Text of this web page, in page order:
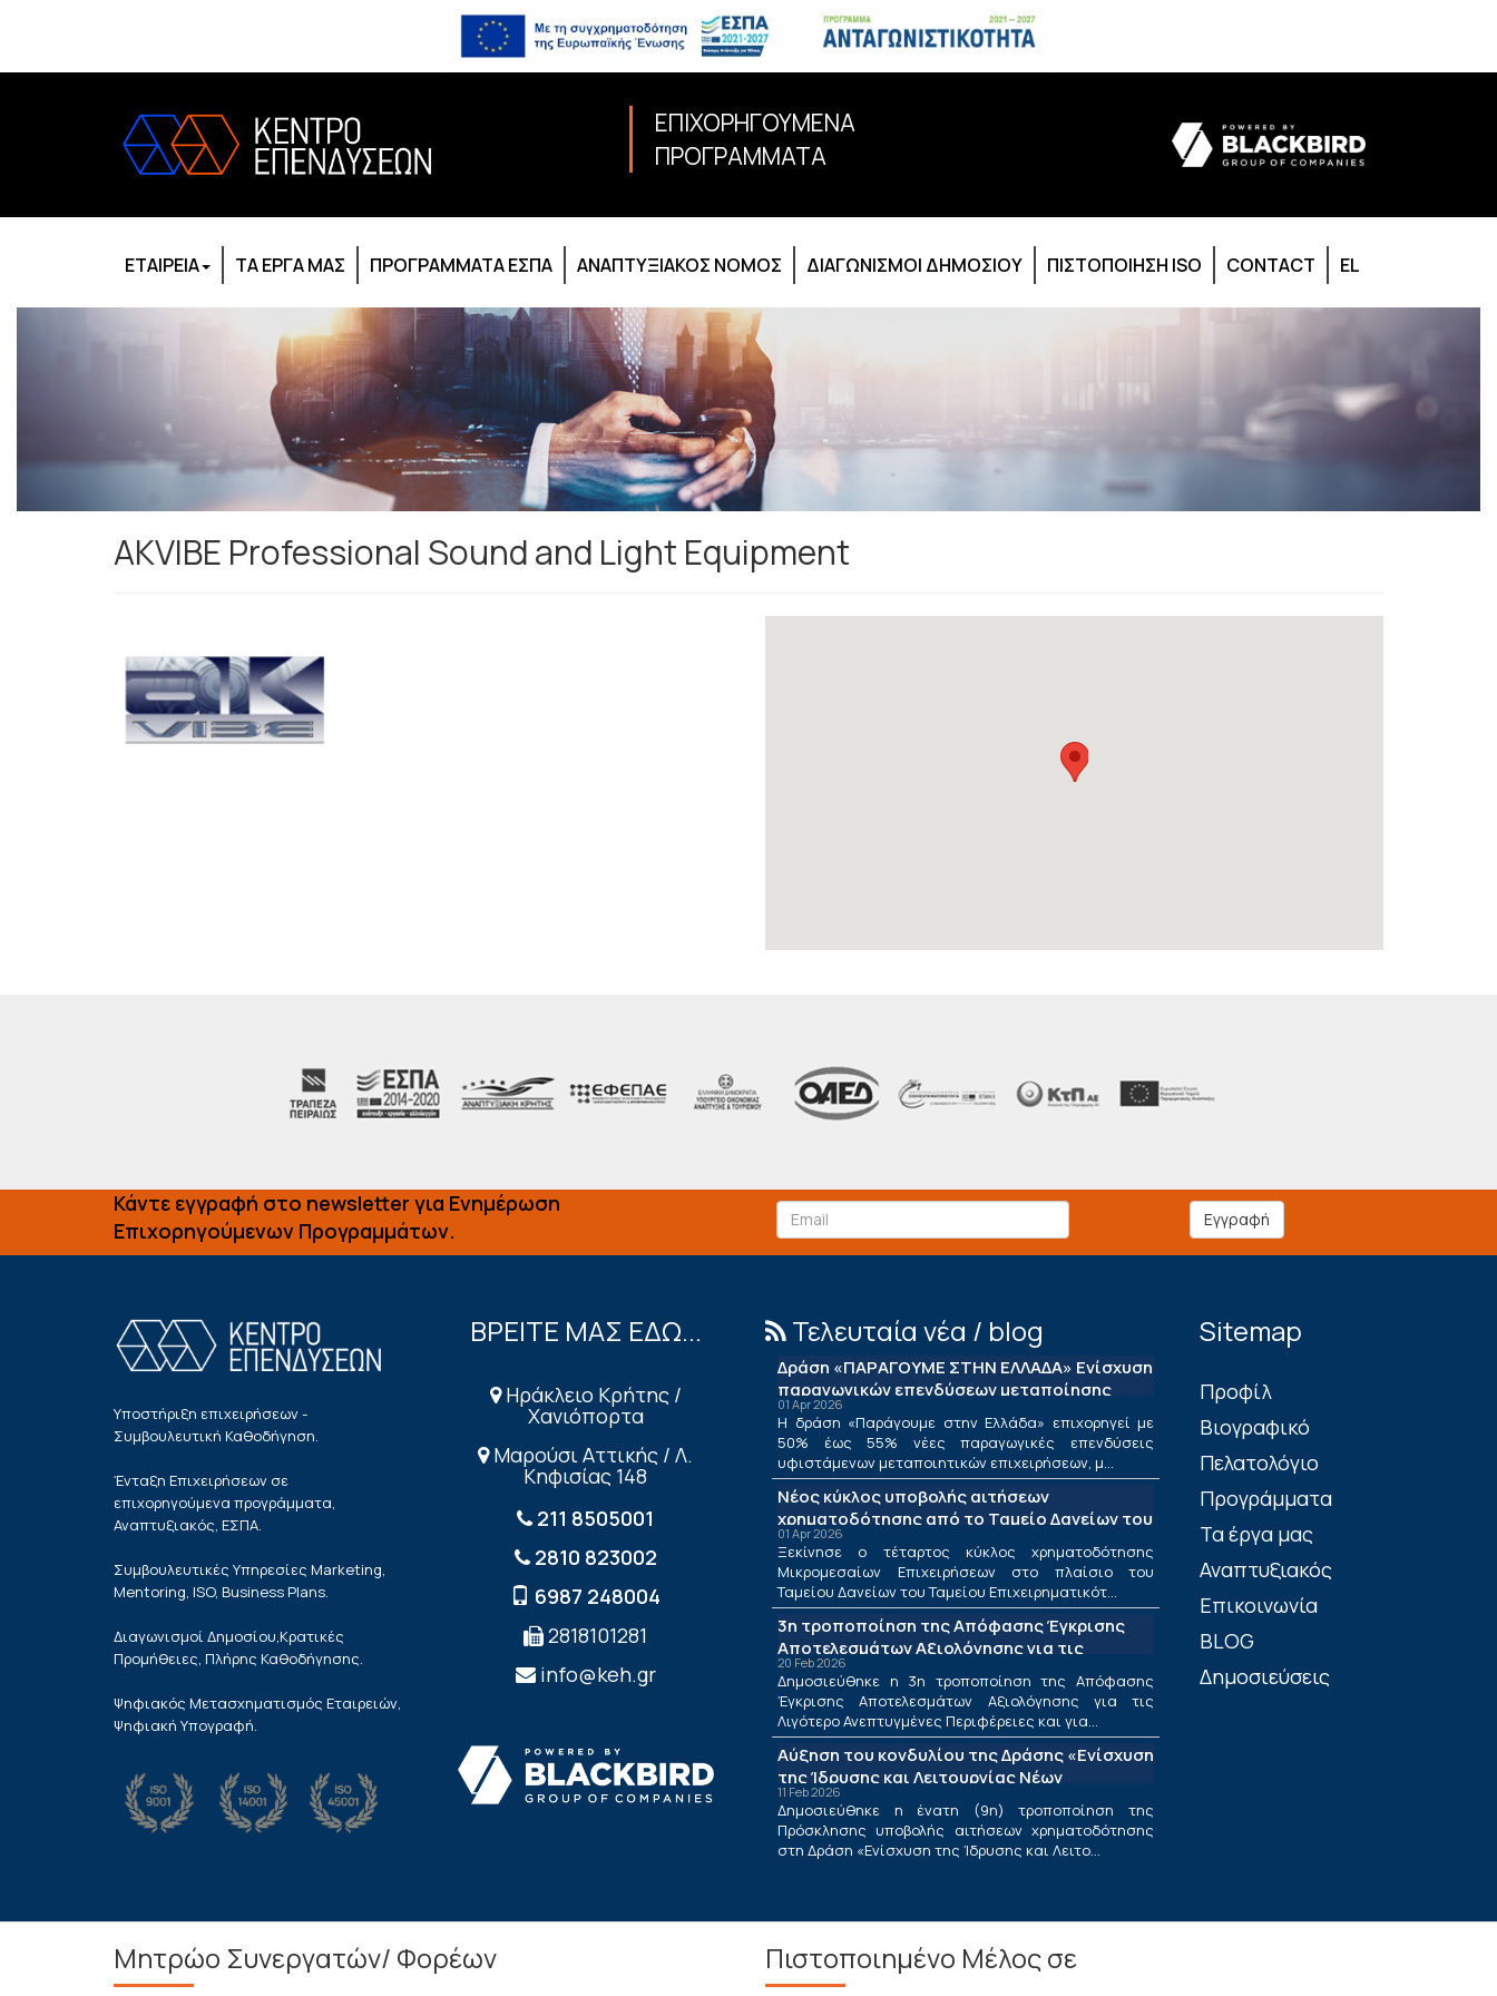
ΕΠΙΧΟΡΗΓΟΥΜΕΝΑ
ΠΡΟΓΡΑΜΜΑΤΑ
ΕΤΑΙΡΕΙΑ ΤΑ ΕΡΓΑ ΜΑΣ ΠΡΟΓΡΑΜΜΑΤΑ ΕΣΠΑ ΑΝΑΠΤΥΞΙΑΚΟΣ ΝΟΜΟΣ ΔΙΑΓΩΝΙΣΜΟΙ ΔΗΜΟΣΙΟΥ ΠΙΣΤΟΠΟΙΗΣΗ ISO CONTACT EL
AKVIBE Professional Sound and Light Equipment
Κάντε εγγραφή στο newsletter για Ενημέρωση
Επιχορηγούμενων Προγραμμάτων.
Εγγραφή
Υποστήριξη επιχειρήσεων -
Συμβουλευτική Καθοδήγηση.
Ένταξη Επιχειρήσεων σε
επιχορηγούμενα προγράμματα,
Αναπτυξιακός, ΕΣΠΑ.
Συμβουλευτικές Υπηρεσίες Marketing,
Mentoring, ISO, Business Plans.
Διαγωνισμοί Δημοσίου,Κρατικές
Προμήθειες, Πλήρης Καθοδήγησης.
Ψηφιακός Μετασχηματισμός Εταιρειών,
Ψηφιακή Υπογραφή.
ΒΡΕΙΤΕ ΜΑΣ ΕΔΩ...
Ηράκλειο Κρήτης /
Χανιόπορτα
Μαρούσι Αττικής / Λ.
Κηφισίας 148
211 8505001
2810 823002
6987 248004
2818101281
info@keh.gr
Τελευταία νέα / blog
Δράση «ΠΑΡΑΓΟΥΜΕ ΣΤΗΝ ΕΛΛΑΔΑ» Ενίσχυση
παραγωγικών επενδύσεων μεταποίησης
01 Apr 2026
Η δράση «Παράγουμε στην Ελλάδα» επιχορηγεί με
50% έως 55% νέες παραγωγικές επενδύσεις
υφιστάμενων μεταποιητικών επιχειρήσεων, μ...
Νέος κύκλος υποβολής αιτήσεων
χρηματοδότησης από το Ταμείο Δανείων του
ΤΕΠΙΧ ΙΙΙ
01 Apr 2026
Ξεκίνησε ο τέταρτος κύκλος χρηματοδότησης
Μικρομεσαίων Επιχειρήσεων στο πλαίσιο του
Ταμείου Δανείων του Ταμείου Επιχειρηματικότ...
3η τροποποίηση της Απόφασης Έγκρισης
Αποτελεσμάτων Αξιολόγησης για τις
Λιγότερο Ανεπτυγμένες Περιφέρειες και για
τις Περιφέρειες Μετάβασης στο πλαίσιο της
Δράσης «Ενίσχυση της Ίδρυσης και
Λειτουργίας Νέων Μικρομεσαίων
Τουριστικών Επιχειρήσεων»
20 Feb 2026
Δημοσιεύθηκε η 3η τροποποίηση της Απόφασης
Έγκρισης Αποτελεσμάτων Αξιολόγησης για τις
Λιγότερο Ανεπτυγμένες Περιφέρειες και για...
Αύξηση του κονδυλίου της Δράσης «Ενίσχυση
της Ίδρυσης και Λειτουργίας Νέων
Μικρομεσαίων Τουριστικών Επιχειρήσεων»
11 Feb 2026
Δημοσιεύθηκε η ένατη (9η) τροποποίηση της
Πρόσκλησης υποβολής αιτήσεων χρηματοδότησης
στη Δράση «Ενίσχυση της Ίδρυσης και Λειτο...
Sitemap
Πρoφίλ
Βιογραφικό
Πελατολόγιο
Προγράμματα
Τα έργα μας
Αναπτυξιακός
Επικοινωνία
BLOG
Δημοσιεύσεις
Μητρώο Συνεργατών/ Φορέων Πιστοποιημένο Μέλος σε